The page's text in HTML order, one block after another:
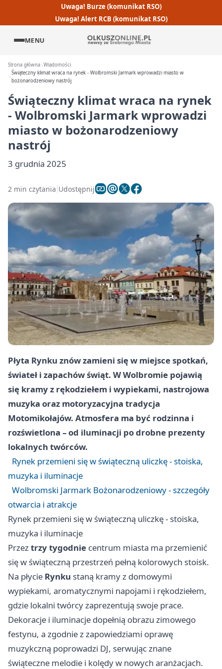
Uwaga! Burze (komunikat RSO)
Uwaga! Alert RCB (komunikat RSO)
MENU
Strona główna Wiadomości
Świąteczny klimat wraca na rynek - Wolbromski Jarmark wprowadzi miasto w
bożonarodzeniowy nastrój
Świąteczny klimat wraca na rynek
- Wolbromski Jarmark wprowadzi
miasto w bożonarodzeniowy
nastrój
3 grudnia 2025
2 min czytania Udostępnij
Płyta Rynku znów zamieni się w miejsce spotkań,
świateł i zapachów świąt. W Wolbromie pojawią
się kramy z rękodziełem i wypiekami, nastrojowa
muzyka oraz motoryzacyjna tradycja
Motomikołajów. Atmosfera ma być rodzinna i
rozświetlona – od iluminacji po drobne prezenty
lokalnych twórców.
Rynek przemieni się w świąteczną uliczkę - stoiska,
muzyka i iluminacje
Wolbromski Jarmark Bożonarodzeniowy - szczegóły
otwarcia i atrakcje
Rynek przemieni się w świąteczną uliczkę - stoiska,
muzyka i iluminacje
Przeztrzy tygodnie centrum miasta ma przemienić
się w świąteczną przestrzeń pełną kolorowych stoisk.
Na płycie Rynku staną kramy z domowymi
wypiekami, aromatycznymi napojami i rękodziełem,
gdzie lokalni twórcy zaprezentują swoje prace.
Dekoracje i iluminacje dopełnią obrazu zimowego
festynu, a zgodnie z zapowiedziami oprawę
muzykczną poprowadzi DJ, serwując znane
świąteczne melodie i kolędy w nowych aranżacjach.